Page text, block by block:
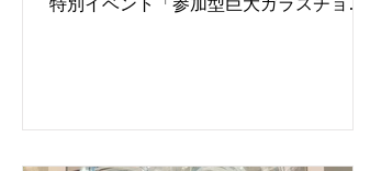
特別イベント「参加型巨大ガラスチョー
年記念を祝う特別な企画 本企画は、PTA
保護者様からの「生徒達と一緒に創立150